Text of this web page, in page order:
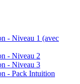
- Niveau 1 (avec
- Niveau 2
- Niveau 3
- Pack Intuition